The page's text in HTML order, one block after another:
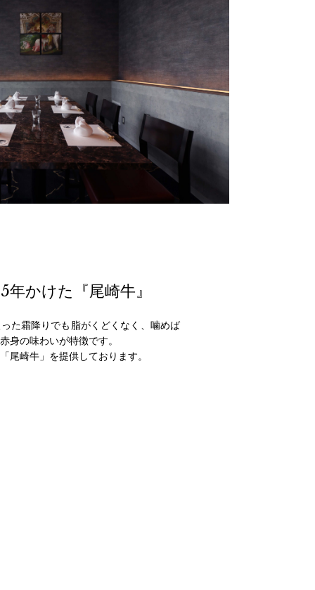
年かけた『尾崎牛』
た霜降りでも脂がくどくなく、噛めば
身の味わいが特徴です。
尾崎牛」を提供しております。